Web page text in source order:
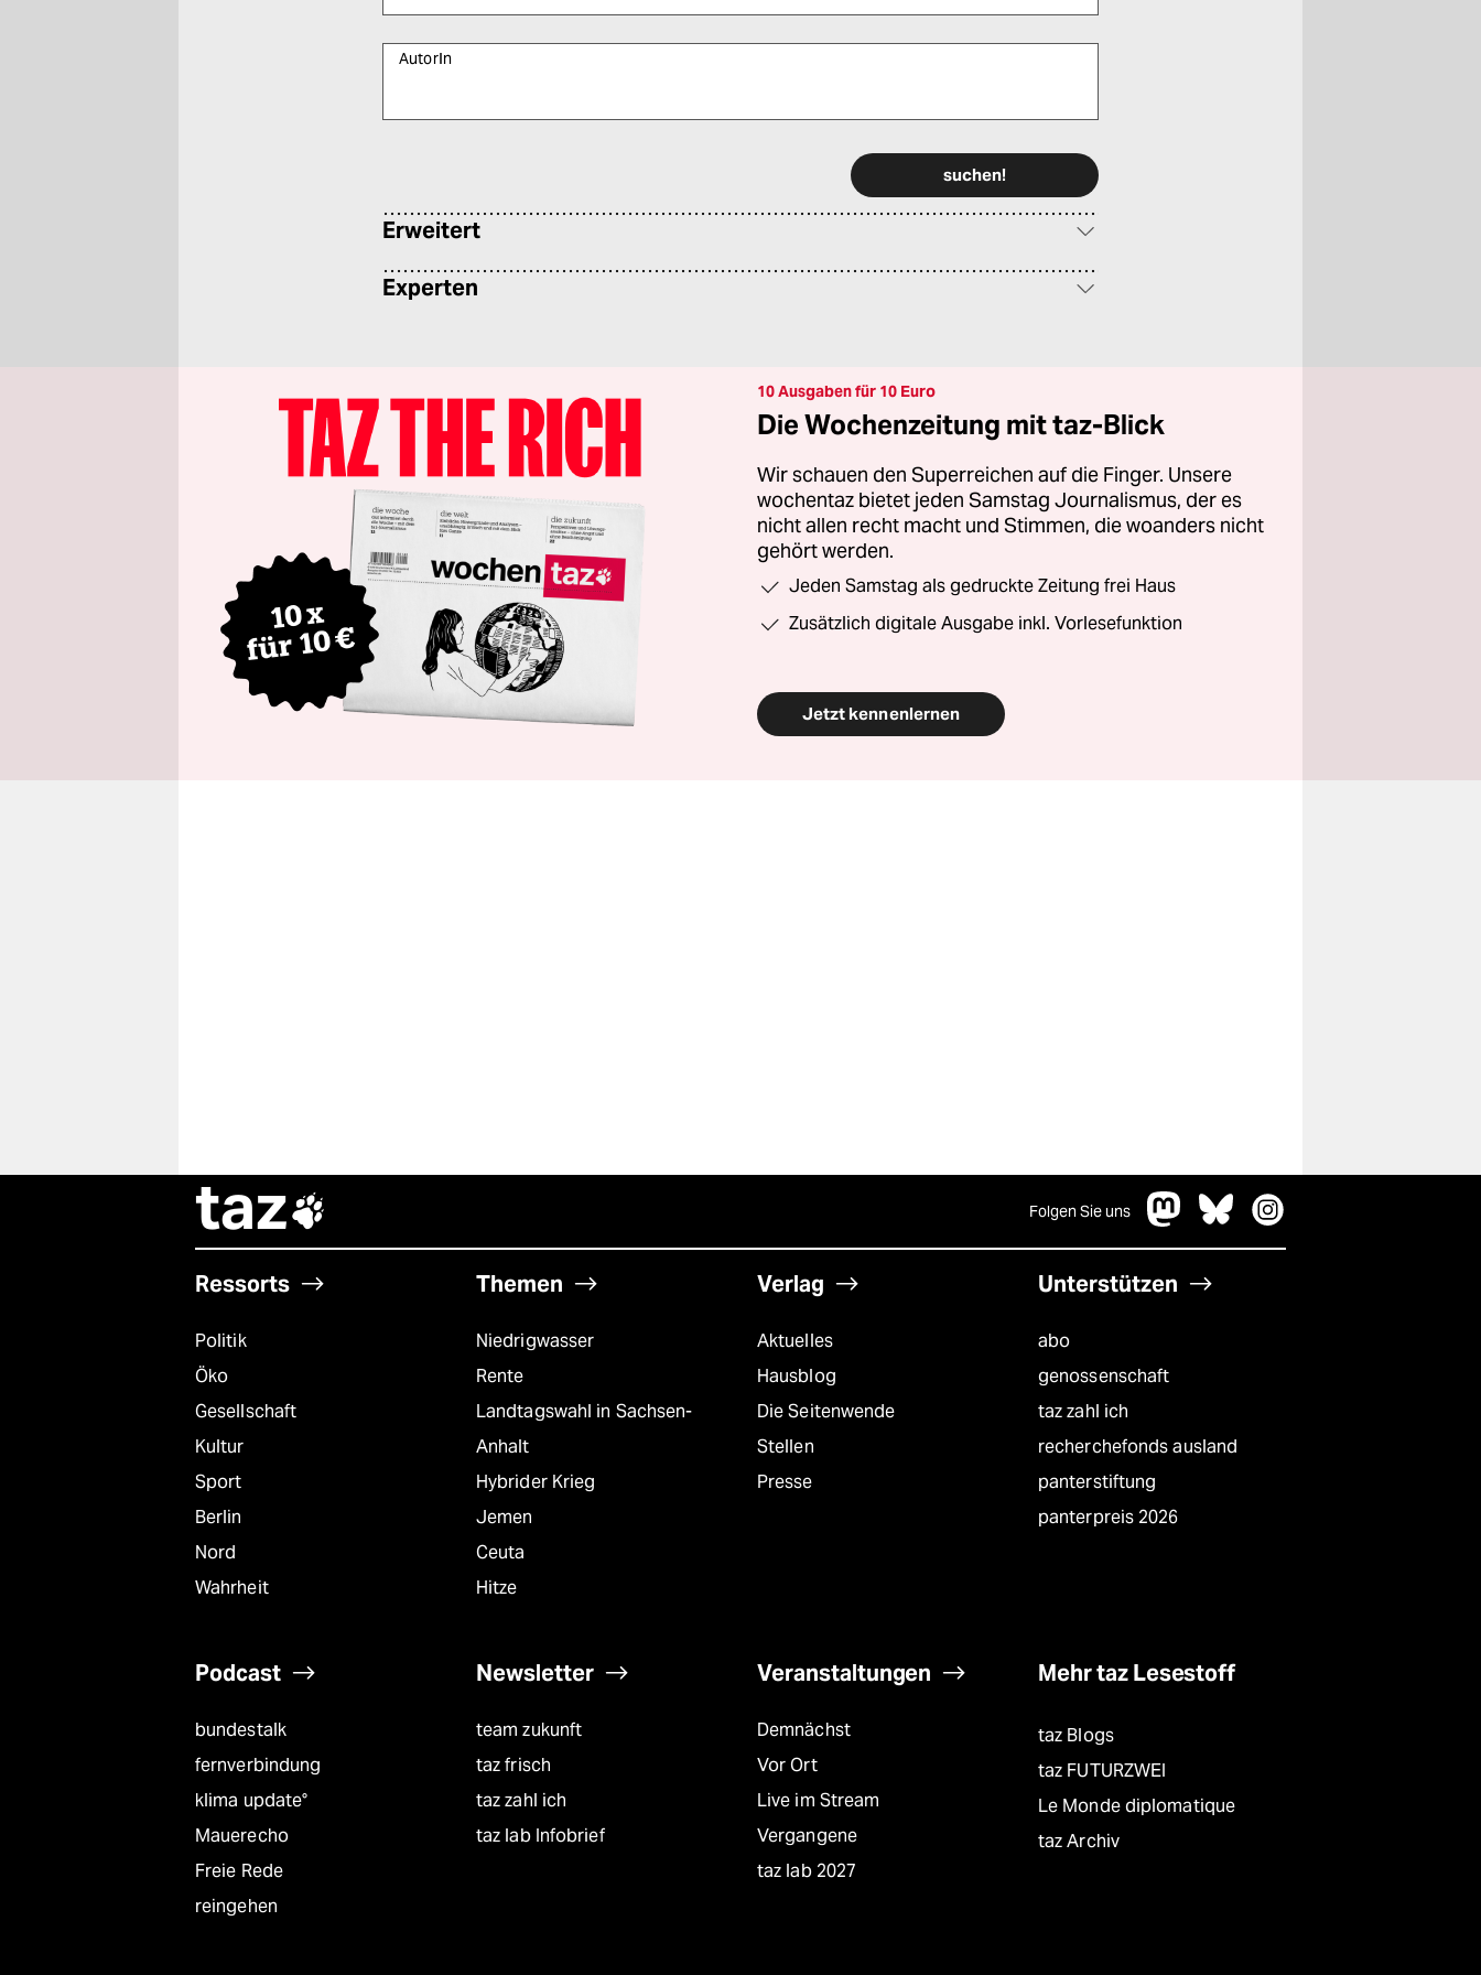
AutorIn
Erweitert
Experten
10 Ausgaben für 10 Euro
Die Wochenzeitung mit taz-Blick
Wir schauen den Superreichen auf die Finger. Unsere
wochentaz bietet jeden Samstag Journalismus, der es
nicht allen recht macht und Stimmen, die woanders nicht
gehört werden.
Jeden Samstag als gedruckte Zeitung frei Haus
Zusätzlich digitale Ausgabe inkl. Vorlesefunktion
Jetzt kennenlernen
taz Folgen Sie uns
Ressorts
Politik
Öko
Gesellschaft
Kultur
Sport
Berlin
Nord
Wahrheit
Themen
Niedrigwasser
Rente
Landtagswahl in Sachsen-
Anhalt
Hybrider Krieg
Jemen
Ceuta
Hitze
Verlag
Aktuelles
Hausblog
Die Seitenwende
Stellen
Presse
Unterstützen
abo
genossenschaft
taz zahl ich
recherchefonds ausland
panterstiftung
panterpreis 2026
Podcast
bundestalk
fernverbindung
klima update°
Mauerecho
Freie Rede
reingehen
Newsletter
team zukunft
taz frisch
taz zahl ich
taz lab Infobrief
Veranstaltungen
Demnächst
Vor Ort
Live im Stream
Vergangene
taz lab 2027
Mehr taz Lesestoff
taz Blogs
taz FUTURZWEI
Le Monde diplomatique
taz Archiv